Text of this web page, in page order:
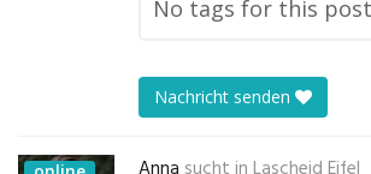
No tags for this
Nachricht senden